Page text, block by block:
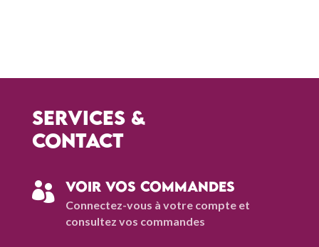
Services &
contact
 Voir vos commandes
Connectez-vous à votre compte et
consultez vos commandes